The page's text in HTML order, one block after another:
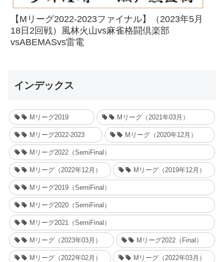
【Mリーグ2022-2023ファイナル】（2023年5月
18日2回戦）風林火山vs麻雀格闘倶楽部
vsABEMASvs雷電
インデックス
Mリーグ2019 Mリーグ（2021年03月）
Mリーグ2022-2023 Mリーグ（2020年12月）
Mリーグ2022（SemiFinal）
Mリーグ（2022年12月） Mリーグ（2019年12月）
Mリーグ2019（SemiFinal）
Mリーグ2020（SemiFinal）
Mリーグ2021（SemiFinal）
Mリーグ（2023年03月） Mリーグ2022（Final）
Mリーグ（2022年02月） Mリーグ（2022年03月）